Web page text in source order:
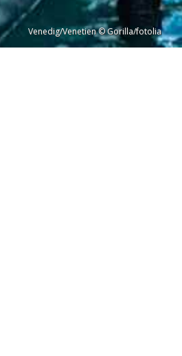
Venedig/Venetien © Gorilla/fotolia